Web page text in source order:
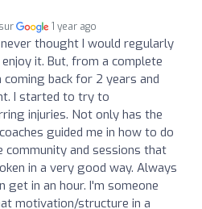
1 year ago
thought I would regularly
it. But, from a complete
back for 2 years and
I started to try to
injuries. Not only has the
guided me in how to do
and sessions that
in a very good way. Always
get in an hour. I'm someone
motivation/structure in a